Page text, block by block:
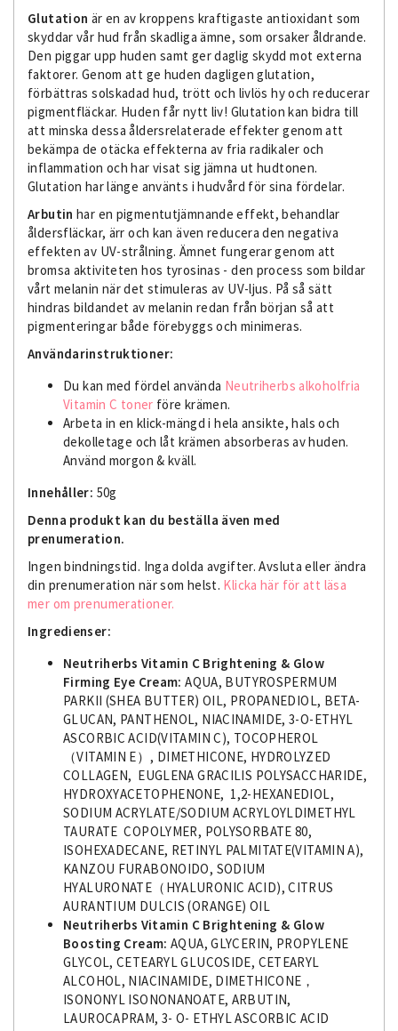
Glutation är en av kroppens kraftigaste antioxidant som
skyddar vår hud från skadliga ämne, som orsaker åldrande.
Den piggar upp huden samt ger daglig skydd mot externa
faktorer. Genom att ge huden dagligen glutation,
förbättras solskadad hud, trött och livlös hy och reducerar
pigmentfläckar. Huden får nytt liv! Glutation kan bidra till
att minska dessa åldersrelaterade effekter genom att
bekämpa de otäcka effekterna av fria radikaler och
inflammation och har visat sig jämna ut hudtonen.
Glutation har länge använts i hudvård för sina fördelar.
Arbutin har en pigmentutjämnande effekt, behandlar
åldersfläckar, ärr och kan även reducera den negativa
effekten av UV-strålning. Ämnet fungerar genom att
bromsa aktiviteten hos tyrosinas - den process som bildar
vårt melanin när det stimuleras av UV-ljus. På så sätt
hindras bildandet av melanin redan från början så att
pigmenteringar både förebyggs och minimeras.
Användarinstruktioner:
Du kan med fördel använda Neutriherbs alkoholfria
Vitamin C toner före krämen.
Arbeta in en klick-mängd i hela ansikte, hals och
dekolletage och låt krämen absorberas av huden.
Använd morgon & kväll.
Innehåller: 50g
Denna produkt kan du beställa även med
prenumeration.
Ingen bindningstid. Inga dolda avgifter. Avsluta eller ändra
din prenumeration när som helst. Klicka här för att läsa
mer om prenumerationer.
Ingredienser:
Neutriherbs Vitamin C Brightening & Glow
Firming Eye Cream: AQUA, BUTYROSPERMUM
PARKII (SHEA BUTTER) OIL, PROPANEDIOL, BETA-
GLUCAN, PANTHENOL, NIACINAMIDE, 3-O-ETHYL
ASCORBIC ACID(VITAMIN C), TOCOPHEROL
（VITAMIN E）, DIMETHICONE, HYDROLYZED
COLLAGEN, EUGLENA GRACILIS POLYSACCHARIDE,
HYDROXYACETOPHENONE, 1,2-HEXANEDIOL,
SODIUM ACRYLATE/SODIUM ACRYLOYLDIMETHYL
TAURATE COPOLYMER, POLYSORBATE 80,
ISOHEXADECANE, RETINYL PALMITATE(VITAMIN A),
KANZOU FURABONOIDO, SODIUM
HYALURONATE（HYALURONIC ACID), CITRUS
AURANTIUM DULCIS (ORANGE) OIL
Neutriherbs Vitamin C Brightening & Glow
Boosting Cream: AQUA, GLYCERIN, PROPYLENE
GLYCOL, CETEARYL GLUCOSIDE, CETEARYL
ALCOHOL, NIACINAMIDE, DIMETHICONE，
ISONONYL ISONONANOATE, ARBUTIN,
LAUROCAPRAM, 3- O- ETHYL ASCORBIC ACID